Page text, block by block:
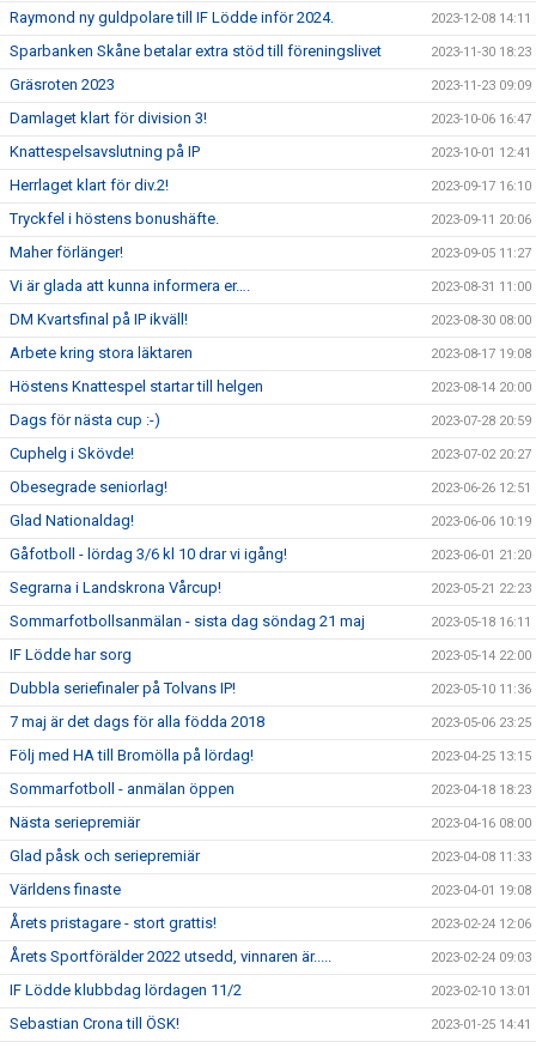
Raymond ny guldpolare till IF Lödde inför 2024. 2023-12-08 14:11
Sparbanken Skåne betalar extra stöd till föreningslivet 2023-11-30 18:23
Gräsroten 2023 2023-11-23 09:09
Damlaget klart för division 3! 2023-10-06 16:47
Knattespelsavslutning på IP 2023-10-01 12:41
Herrlaget klart för div.2! 2023-09-17 16:10
Tryckfel i höstens bonushäfte. 2023-09-11 20:06
Maher förlänger! 2023-09-05 11:27
Vi är glada att kunna informera er…. 2023-08-31 11:00
DM Kvartsfinal på IP ikväll! 2023-08-30 08:00
Arbete kring stora läktaren 2023-08-17 19:08
Höstens Knattespel startar till helgen 2023-08-14 20:00
Dags för nästa cup :-) 2023-07-28 20:59
Cuphelg i Skövde! 2023-07-02 20:27
Obesegrade seniorlag! 2023-06-26 12:51
Glad Nationaldag! 2023-06-06 10:19
Gåfotboll - lördag 3/6 kl 10 drar vi igång! 2023-06-01 21:20
Segrarna i Landskrona Vårcup! 2023-05-21 22:23
Sommarfotbollsanmälan - sista dag söndag 21 maj 2023-05-18 16:11
IF Lödde har sorg 2023-05-14 22:00
Dubbla seriefinaler på Tolvans IP! 2023-05-10 11:36
7 maj är det dags för alla födda 2018 2023-05-06 23:25
Följ med HA till Bromölla på lördag! 2023-04-25 13:15
Sommarfotboll - anmälan öppen 2023-04-18 18:23
Nästa seriepremiär 2023-04-16 08:00
Glad påsk och seriepremiär 2023-04-08 11:33
Världens finaste 2023-04-01 19:08
Årets pristagare - stort grattis! 2023-02-24 12:06
Årets Sportförälder 2022 utsedd, vinnaren är..... 2023-02-24 09:03
IF Lödde klubbdag lördagen 11/2 2023-02-10 13:01
Sebastian Crona till ÖSK! 2023-01-25 14:41